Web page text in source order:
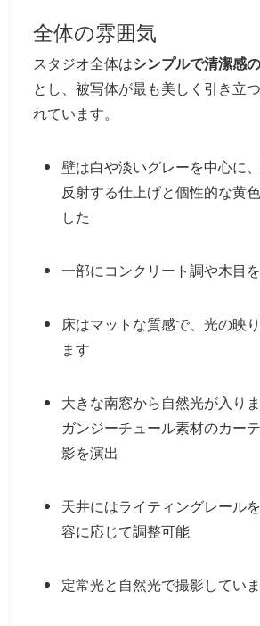
全体の雰囲気
スタジオ全体はシンプルで清潔感
とし、被写体が最も美しく引き立
れています。
壁は白や淡いグレーを中心に
反射する仕上げと個性的な黄
した
一部にコンクリート調や木目
床はマットな質感で、光の映
ます
大きな南窓から自然光が入り
ガンジーチュール素材のカー
影を演出
天井にはライティングレール
容に応じて調整可能
定常光と自然光で撮影してい